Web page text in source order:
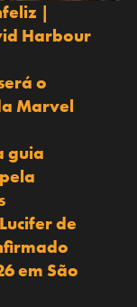
|
Harbour
o
Marvel
guia
de
em São